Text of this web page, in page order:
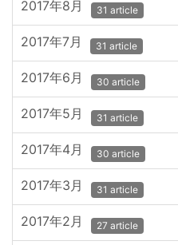
2017年8月 31 article
2017年7月 31 article
2017年6月 30 article
2017年5月 31 article
2017年4月 30 article
2017年3月 31 article
2017年2月 27 article